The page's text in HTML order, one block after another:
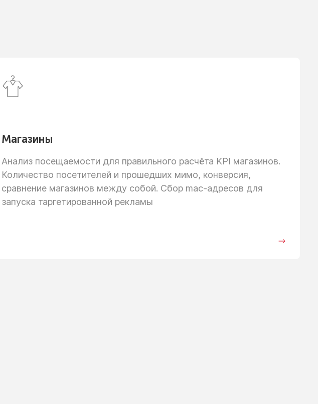
Магазины
Анализ посещаемости для правильного расчёта KPI магазинов.
Количество посетителей и прошедших мимо, конверсия,
сравнение магазинов между собой. Сбор mac-адресов для
запуска таргетированной рекламы